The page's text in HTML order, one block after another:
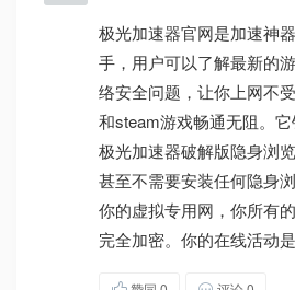
极光加速器官网是加速神
手，用户可以了解最新的
络安全问题，让你上网不
和steam游戏畅通无阻。
极光加速器破解版隐身浏
甚至不需要安装任何隐身
你的虚拟专用网，你所有
完全加密。你的在线活动